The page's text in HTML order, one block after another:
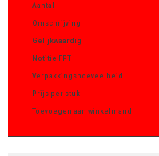
Aantal
Omschrijving
Gelijkwaardig
Notitie FPT
Verpakkingshoeveelheid
Prijs per stuk
Toevoegen aan winkelmand